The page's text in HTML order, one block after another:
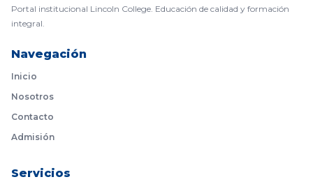
Portal institucional Lincoln College. Educación de calidad y formación
integral.
Navegación
Inicio
Nosotros
Contacto
Admisión
Servicios